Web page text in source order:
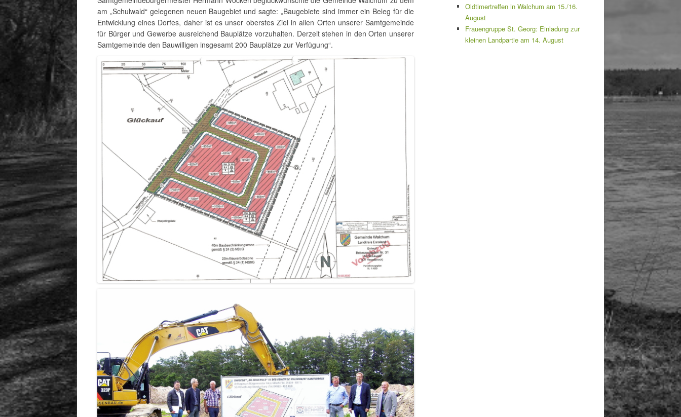
am „Schulwald“ gelegenen neuen Baugebiet und sagte: „Baugebiete sind immer ein Beleg für die
Entwicklung eines Dorfes, daher ist es unser oberstes Ziel in allen Orten unserer Samtgemeinde
für Bürger und Gewerbe ausreichend Bauplätze vorzuhalten. Derzeit stehen in den Orten unserer
Samtgemeinde den Bauwilligen insgesamt 200 Bauplätze zur Verfügung“.
Oldtimertreffen in Walchum am 15./16.
August
Frauengruppe St. Georg: Einladung zur
kleinen Landpartie am 14. August